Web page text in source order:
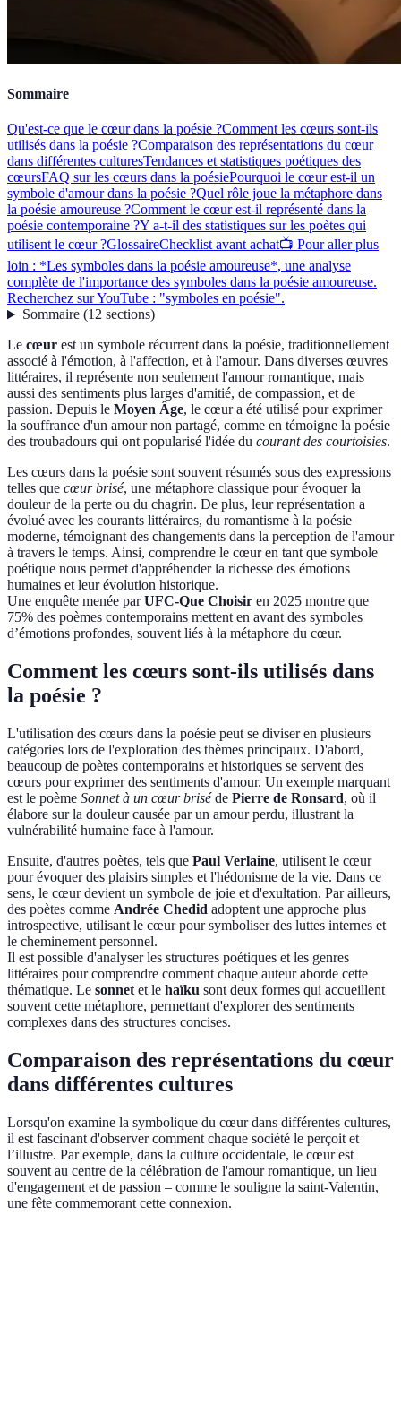
Sommaire
Qu'est-ce que le cœur dans la poésie ?Comment les cœurs sont-ils
utilisés dans la poésie ?Comparaison des représentations du cœur
dans différentes culturesTendances et statistiques poétiques des
cœursFAQ sur les cœurs dans la poésiePourquoi le cœur est-il un
symbole d'amour dans la poésie ?Quel rôle joue la métaphore dans
la poésie amoureuse ?Comment le cœur est-il représenté dans la
poésie contemporaine ?Y a-t-il des statistiques sur les poètes qui
utilisent le cœur ?GlossaireChecklist avant achat📺 Pour aller plus
loin : *Les symboles dans la poésie amoureuse*, une analyse
complète de l'importance des symboles dans la poésie amoureuse.
Recherchez sur YouTube : "symboles en poésie".
Sommaire(12 sections)
Le cœur est un symbole récurrent dans la poésie, traditionnellement
associé à l'émotion, à l'affection, et à l'amour. Dans diverses œuvres
littéraires, il représente non seulement l'amour romantique, mais
aussi des sentiments plus larges d'amitié, de compassion, et de
passion. Depuis le Moyen Âge, le cœur a été utilisé pour exprimer
la souffrance d'un amour non partagé, comme en témoigne la poésie
des troubadours qui ont popularisé l'idée du courant des courtoisies.
Les cœurs dans la poésie sont souvent résumés sous des expressions
telles que cœur brisé, une métaphore classique pour évoquer la
douleur de la perte ou du chagrin. De plus, leur représentation a
évolué avec les courants littéraires, du romantisme à la poésie
moderne, témoignant des changements dans la perception de l'amour
à travers le temps. Ainsi, comprendre le cœur en tant que symbole
poétique nous permet d'appréhender la richesse des émotions
humaines et leur évolution historique.
Une enquête menée parUFC-Que Choisir en 2025 montre que
75% des poèmes contemporains mettent en avant des symboles
d’émotions profondes, souvent liés à la métaphore du cœur.
Comment les cœurs sont-ils utilisés dans
la poésie ?
L'utilisation des cœurs dans la poésie peut se diviser en plusieurs
catégories lors de l'exploration des thèmes principaux. D'abord,
beaucoup de poètes contemporains et historiques se servent des
cœurs pour exprimer des sentiments d'amour. Un exemple marquant
est le poème Sonnet à un cœur briséde Pierre de Ronsard, où il
élabore sur la douleur causée par un amour perdu, illustrant la
vulnérabilité humaine face à l'amour.
Ensuite, d'autres poètes, tels que Paul Verlaine, utilisent le cœur
pour évoquer des plaisirs simples et l'hédonisme de la vie. Dans ce
sens, le cœur devient un symbole de joie et d'exultation. Par ailleurs,
des poètes comme Andrée Chedid adoptent une approche plus
introspective, utilisant le cœur pour symboliser des luttes internes et
le cheminement personnel.
Il est possible d'analyser les structures poétiques et les genres
littéraires pour comprendre comment chaque auteur aborde cette
thématique. Le sonnet et le haïku sont deux formes qui accueillent
souvent cette métaphore, permettant d'explorer des sentiments
complexes dans des structures concises.
Comparaison des représentations du cœur
dans différentes cultures
Lorsqu'on examine la symbolique du cœur dans différentes cultures,
il est fascinant d'observer comment chaque société le perçoit et
l’illustre. Par exemple, dans la culture occidentale, le cœur est
souvent au centre de la célébration de l'amour romantique, un lieu
d'engagement et de passion – comme le souligne la saint-Valentin,
une fête commemorant cette connexion.